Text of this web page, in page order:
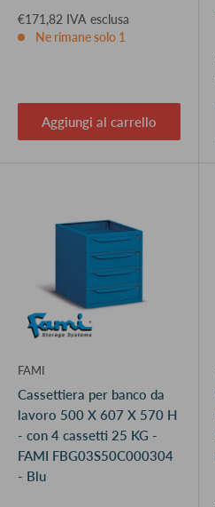
€171,82 IVA esclusa
Ne rimane solo 1
Aggiungi al carrello
FAMI
Cassettiera per banco da
lavoro 500 X 607 X 570 H
- con 4 cassetti 25 KG -
FAMI FBG03S50C000304
- Blu